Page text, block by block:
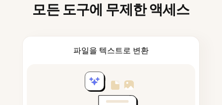
모든 도구에 무제한 액세스
파일을 텍스트로 변환